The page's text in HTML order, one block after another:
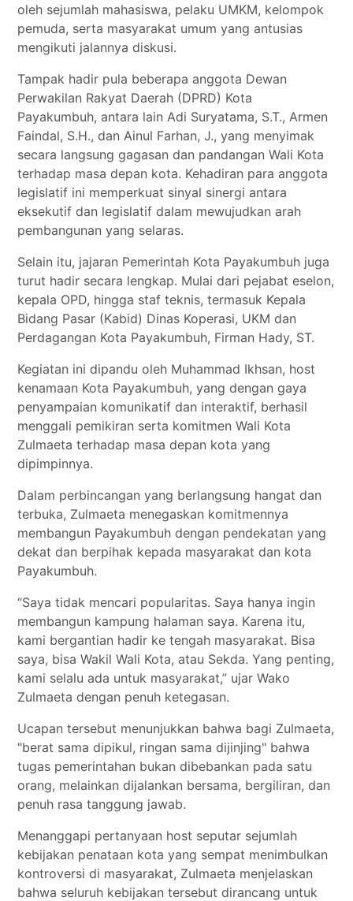
oleh sejumlah mahasiswa, pelaku UMKM, kelompok
pemuda, serta masyarakat umum yang antusias
mengikuti jalannya diskusi.
Tampak hadir pula beberapa anggota Dewan
Perwakilan Rakyat Daerah (DPRD) Kota
Payakumbuh, antara lain Adi Suryatama, S.T., Armen
Faindal, S.H., dan Ainul Farhan, J., yang menyimak
secara langsung gagasan dan pandangan Wali Kota
terhadap masa depan kota. Kehadiran para anggota
legislatif ini memperkuat sinyal sinergi antara
eksekutif dan legislatif dalam mewujudkan arah
pembangunan yang selaras.
Selain itu, jajaran Pemerintah Kota Payakumbuh juga
turut hadir secara lengkap. Mulai dari pejabat eselon,
kepala OPD, hingga staf teknis, termasuk Kepala
Bidang Pasar (Kabid) Dinas Koperasi, UKM dan
Perdagangan Kota Payakumbuh, Firman Hady, ST.
Kegiatan ini dipandu oleh Muhammad Ikhsan, host
kenamaan Kota Payakumbuh, yang dengan gaya
penyampaian komunikatif dan interaktif, berhasil
menggali pemikiran serta komitmen Wali Kota
Zulmaeta terhadap masa depan kota yang
dipimpinnya.
Dalam perbincangan yang berlangsung hangat dan
terbuka, Zulmaeta menegaskan komitmennya
membangun Payakumbuh dengan pendekatan yang
dekat dan berpihak kepada masyarakat dan kota
Payakumbuh.
“Saya tidak mencari popularitas. Saya hanya ingin
membangun kampung halaman saya. Karena itu,
kami bergantian hadir ke tengah masyarakat. Bisa
saya, bisa Wakil Wali Kota, atau Sekda. Yang penting,
kami selalu ada untuk masyarakat,” ujar Wako
Zulmaeta dengan penuh ketegasan.
Ucapan tersebut menunjukkan bahwa bagi Zulmaeta,
"berat sama dipikul, ringan sama dijinjing" bahwa
tugas pemerintahan bukan dibebankan pada satu
orang, melainkan dijalankan bersama, bergiliran, dan
penuh rasa tanggung jawab.
Menanggapi pertanyaan host seputar sejumlah
kebijakan penataan kota yang sempat menimbulkan
kontroversi di masyarakat, Zulmaeta menjelaskan
bahwa seluruh kebijakan tersebut dirancang untuk